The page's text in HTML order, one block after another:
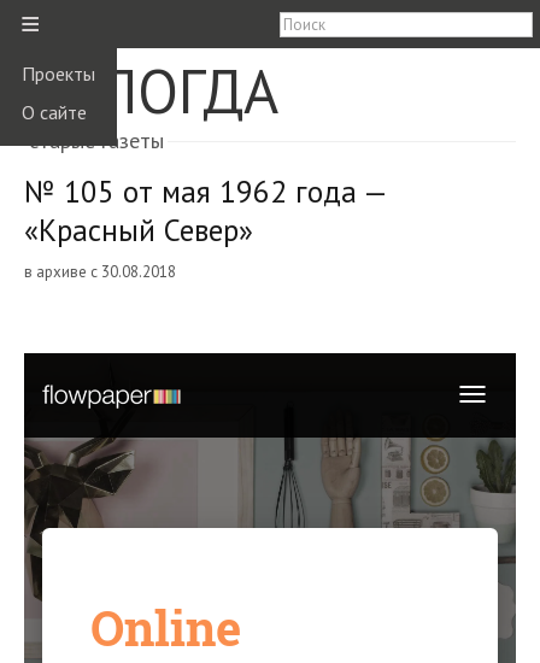
≡
Проекты
О сайте
ВОЛОГДА
старые газеты
№ 105 от мая 1962 года —
«Красный Север»
в архиве с 30.08.2018